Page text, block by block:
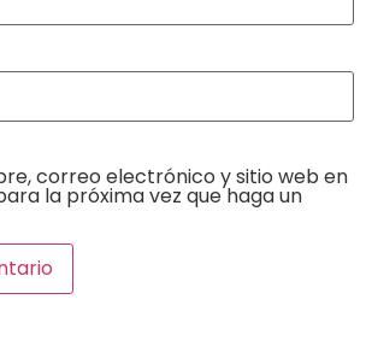
correo electrónico y sitio web en
la próxima vez que haga un